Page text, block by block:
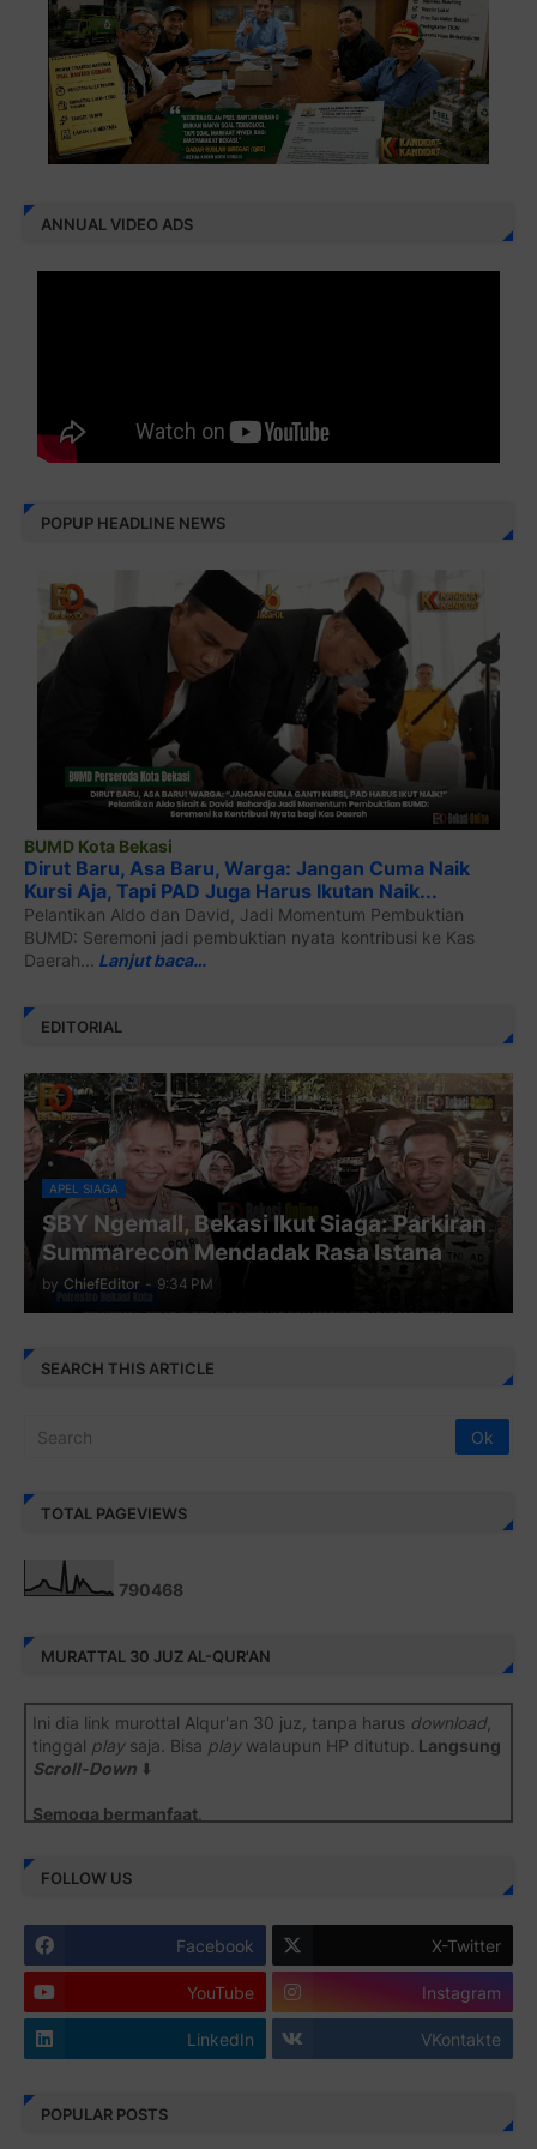
ANNUAL VIDEO ADS
POPUP HEADLINE NEWS
BUMD Kota Bekasi
Dirut Baru, Asa Baru, Warga: Jangan Cuma Naik
Kursi Aja, Tapi PAD Juga Harus Ikutan Naik...
Pelantikan Aldo dan David, Jadi Momentum Pembuktian
BUMD: Seremoni jadi pembuktian nyata kontribusi ke Kas
Daerah... Lanjut baca…
EDITORIAL
APEL SIAGA
SBY Ngemall, Bekasi Ikut Siaga: Parkiran
Summarecon Mendadak Rasa Istana
by ChiefEditor - 9:34 PM
SEARCH THIS ARTICLE
TOTAL PAGEVIEWS
790468
MURATTAL 30 JUZ AL-QUR'AN
Ini dia link murottal Alqur'an 30 juz, tanpa harus download,
tinggal playsaja. Bisa playwalaupun HP ditutup. Langsung
Scroll-Down ⬇️
Semoga bermanfaat.
Juz 1 ⇨
Juz 3 ⇨ http://j.mp/2bFSrtF
Juz 4 ⇨ http://j.mp/2b8SXi3
Juz 5 ⇨ http://j.mp/2b8RZm3
FOLLOW US
Facebook X-Twitter
YouTube Instagram
LinkedIn VKontakte
POPULAR POSTS